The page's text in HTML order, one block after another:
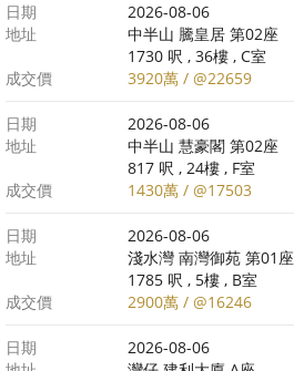
日期
2026-08-06
地址
中半山 騰皇居 第02座
1730 呎 , 36樓 , C室
成交價
3920萬 / @22659
日期
2026-08-06
地址
中半山 慧豪閣 第02座
817 呎 , 24樓 , F室
成交價
1430萬 / @17503
日期
2026-08-06
地址
淺水灣 南灣御苑 第01座
1785 呎 , 5樓 , B室
成交價
2900萬 / @16246
日期
2026-08-06